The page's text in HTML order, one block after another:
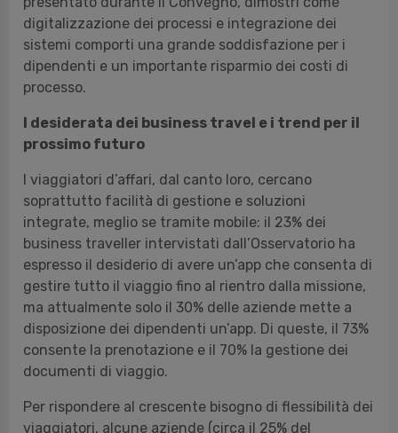
digitalizzazione dei processi e integrazione dei
sistemi comporti una grande soddisfazione per i
dipendenti e un importante risparmio dei costi di
processo.
I desiderata dei business travel e i trend per il
prossimo futuro
I viaggiatori d’affari, dal canto loro, cercano
soprattutto facilità di gestione e soluzioni
integrate, meglio se tramite mobile: il 23% dei
business traveller intervistati dall’Osservatorio ha
espresso il desiderio di avere un’app che consenta di
gestire tutto il viaggio fino al rientro dalla missione,
ma attualmente solo il 30% delle aziende mette a
disposizione dei dipendenti un’app. Di queste, il 73%
consente la prenotazione e il 70% la gestione dei
documenti di viaggio.
Per rispondere al crescente bisogno di flessibilità dei
viaggiatori, alcune aziende (circa il 25% del